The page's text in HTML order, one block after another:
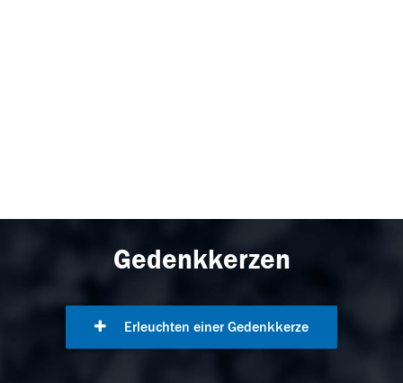
Gedenkkerzen
Erleuchten einer Gedenkkerze